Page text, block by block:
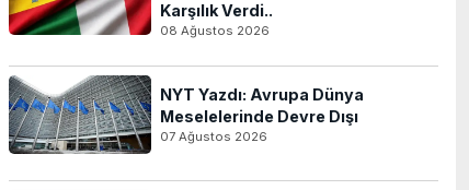
Karşılık Verdi..
08 Ağustos 2026
NYT Yazdı: Avrupa Dünya
Meselelerinde Devre Dışı
07 Ağustos 2026